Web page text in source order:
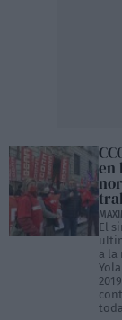
en
El
a la